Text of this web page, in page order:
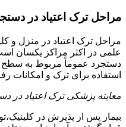
مراحل ترک اعتیاد در
مراحل ترک اعتیاد در منزل و
علمی در اکثر مراکز یکسان
دستجرد عموماً مربوط به
استفاده برای ترک و امکانات
معاینه پزشکی ترک اعتیاد در
بیمار پس از پذیرش در